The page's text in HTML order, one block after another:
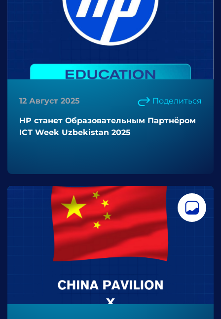
12 Август 2025 Поделиться
HP станет Образовательным Партнёром
ICT Week Uzbekistan 2025